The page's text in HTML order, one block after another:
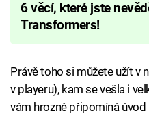
6 věcí, které jste
Transformers!
Právě toho si můžete užít v
v playeru), kam se vešla i
vám hrozně připomíná